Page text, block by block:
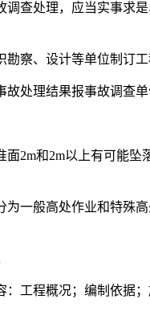
调查处理，应当实事求
勘察、设计等单位制订
故处理结果报事故调查单
面2m和2m以上有可能
为一般高处作业和特殊
：工程概况；编制依据